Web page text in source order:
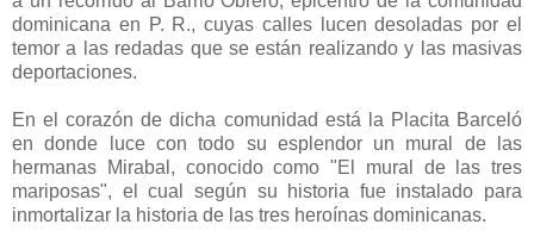
dominicana en P. R., cuyas calles lucen desoladas por el
temor a las redadas que se están realizando y las masivas
deportaciones.
En el corazón de dicha comunidad está la Placita Barceló
en donde luce con todo su esplendor un mural de las
hermanas Mirabal, conocido como "El mural de las tres
mariposas", el cual según su historia fue instalado para
inmortalizar la historia de las tres heroínas dominicanas.